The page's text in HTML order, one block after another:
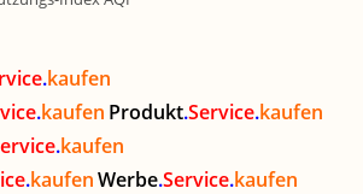
.kaufen
.kaufen Produkt.Service.kaufen
.kaufen
.kaufen Werbe.Service.kaufen